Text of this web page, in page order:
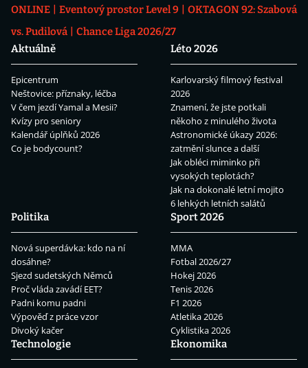
ONLINE
Eventový prostor Level 9
OKTAGON 92: Szabová
vs. Pudilová
Chance Liga 2026/27
Aktuálně
Epicentrum
Neštovice: příznaky, léčba
V čem jezdí Yamal a Mesii?
Kvízy pro seniory
Kalendář úplňků 2026
Co je bodycount?
Léto 2026
Karlovarský filmový festival
2026
Znamení, že jste potkali
někoho z minulého života
Astronomické úkazy 2026:
zatmění slunce a další
Jak obléci miminko při
vysokých teplotách?
Jak na dokonalé letní mojito
6 lehkých letních salátů
Politika
Nová superdávka: kdo na ní
dosáhne?
Sjezd sudetských Němců
Proč vláda zavádí EET?
Padni komu padni
Výpověď z práce vzor
Divoký kačer
Sport 2026
MMA
Fotbal 2026/27
Hokej 2026
Tenis 2026
F1 2026
Atletika 2026
Cyklistika 2026
Technologie
Ekonomika